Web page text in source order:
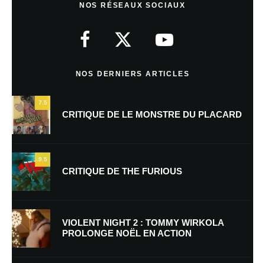
Nom*
E-mail *
NOS RÉSEAUX SOCIAUX
NOS DERNIERS ARTICLES
7.5
CRITIQUE DE LE MONSTRE DU PLACARD
9.5
CRITIQUE DE THE FURIOUS
VIOLENT NIGHT 2 : TOMMY WIRKOLA
PROLONGE NOËL EN ACTION